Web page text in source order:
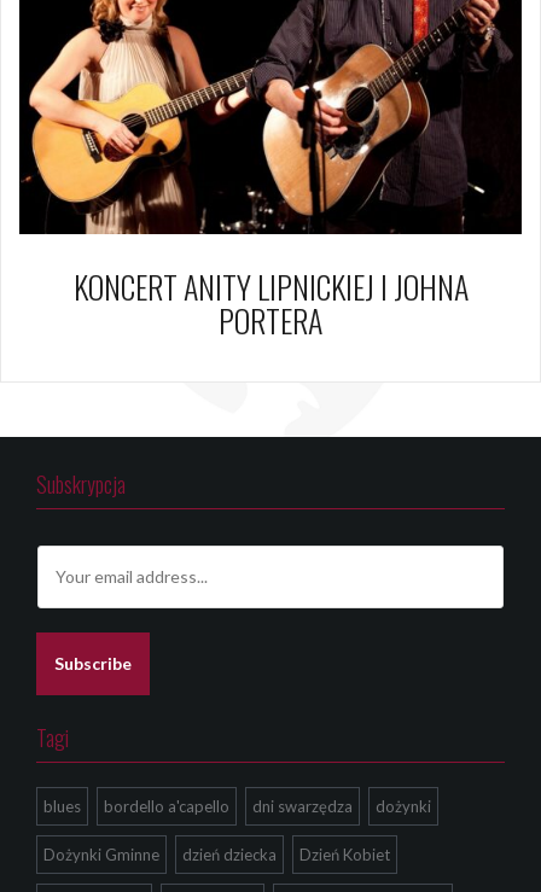
KONCERT ANITY LIPNICKIEJ I JOHNA
PORTERA
Subskrypcja
a
i
Subscribe
Tagi
blues bordello a'capello dni swarzędza dożynki
Dożynki Gminne dzień dziecka Dzień Kobiet